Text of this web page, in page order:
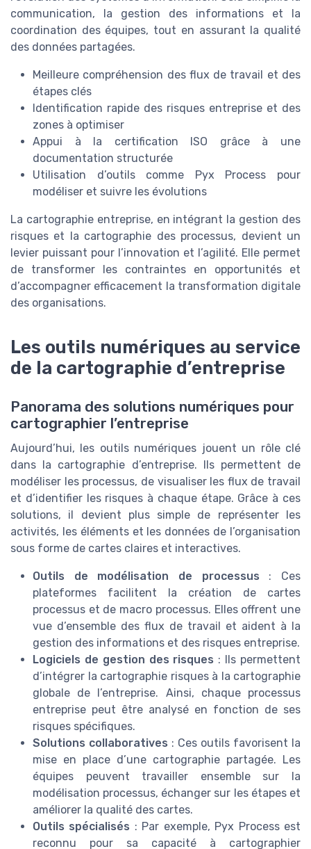
communication, la gestion des informations et la
coordination des équipes, tout en assurant la qualité
des données partagées.
Meilleure compréhension des flux de travail et des
étapes clés
Identification rapide des risques entreprise et des
zones à optimiser
Appui à la certification ISO grâce à une
documentation structurée
Utilisation d’outils comme Pyx Process pour
modéliser et suivre les évolutions
La cartographie entreprise, en intégrant la gestion des
risques et la cartographie des processus, devient un
levier puissant pour l’innovation et l’agilité. Elle permet
de transformer les contraintes en opportunités et
d’accompagner efficacement la transformation digitale
des organisations.
Les outils numériques au service
de la cartographie d’entreprise
Panorama des solutions numériques pour
cartographier l’entreprise
Aujourd’hui, les outils numériques jouent un rôle clé
dans la cartographie d’entreprise. Ils permettent de
modéliser les processus, de visualiser les flux de travail
et d’identifier les risques à chaque étape. Grâce à ces
solutions, il devient plus simple de représenter les
activités, les éléments et les données de l’organisation
sous forme de cartes claires et interactives.
Outils de modélisation de processus : Ces
plateformes facilitent la création de cartes
processus et de macro processus. Elles offrent une
vue d’ensemble des flux de travail et aident à la
gestion des informations et des risques entreprise.
Logiciels de gestion des risques : Ils permettent
d’intégrer la cartographie risques à la cartographie
globale de l’entreprise. Ainsi, chaque processus
entreprise peut être analysé en fonction de ses
risques spécifiques.
Solutions collaboratives : Ces outils favorisent la
mise en place d’une cartographie partagée. Les
équipes peuvent travailler ensemble sur la
modélisation processus, échanger sur les étapes et
améliorer la qualité des cartes.
Outils spécialisés : Par exemple, Pyx Process est
reconnu pour sa capacité à cartographier